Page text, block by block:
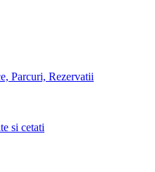
Parcuri, Rezervatii
si cetati